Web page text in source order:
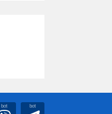
bot bot